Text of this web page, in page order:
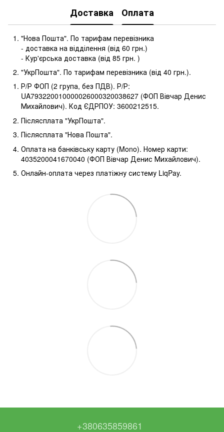
Доставка Оплата
"Нова Пошта". По тарифам перевізника
- доставка на відділення (від 60 грн.)
- Кур'єрська доставка (від 85 грн. )
"УкрПошта". По тарифам перевізника (від 40 грн.).
Р/Р ФОП (2 група, без ПДВ). Р/Р:
UA793220010000026000320038627 (ФОП Вівчар Денис
Михайлович). Код ЄДРПОУ: 3600212515.
Післясплата "УкрПошта".
Післясплата "Нова Пошта".
Оплата на банківську карту (Mono). Номер карти:
4035200041670040 (ФОП Вівчар Денис Михайлович).
Онлайн-оплата через платіжну систему LiqPay.
+380635859861